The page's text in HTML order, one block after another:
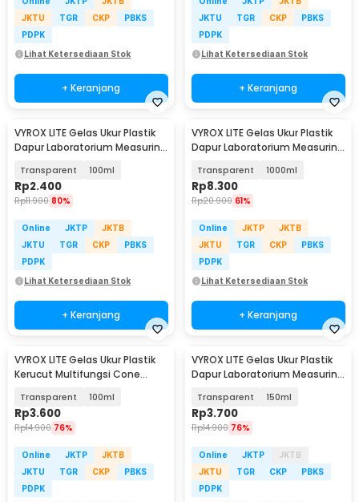
JKTU
TGR CKP
PBKS
PDPK
Lihat Ketersediaan Stok
+ Keranjang
JKTU
TGR CKP
PBKS
PDPK
Lihat Ketersediaan Stok
+ Keranjang
VYROX LITE Gelas Ukur Plastik
Dapur Laboratorium Measuring
Transparent 100ml
Rp2.400
Rp11.900 80%
Online JKTP
JKTB
JKTU
TGR CKP
PBKS
PDPK
Lihat Ketersediaan Stok
+ Keranjang
VYROX LITE Gelas Ukur Plastik
Dapur Laboratorium Measuring
Transparent 1000ml
Rp8.300
Rp20.900 61%
Online JKTP
JKTB
JKTU
TGR CKP
PBKS
PDPK
Lihat Ketersediaan Stok
+ Keranjang
VYROX LITE Gelas Ukur Plastik
Kerucut Multifungsi Cone
Transparent 100ml
Rp3.600
Rp14.900 76%
Online JKTP
JKTB
JKTU
TGR CKP
PBKS
PDPK
VYROX LITE Gelas Ukur Plastik
Dapur Laboratorium Measuring
Transparent 150ml
Rp3.700
Rp14.900 76%
Online JKTP
JKTB
JKTU
TGR CKP
PBKS
PDPK